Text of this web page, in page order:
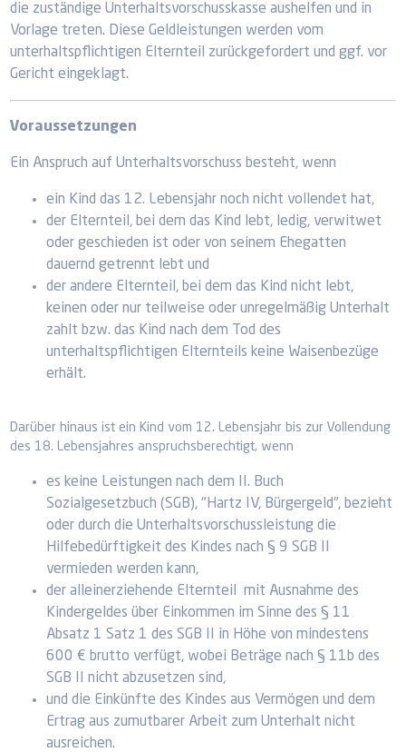
die zuständige Unterhaltsvorschusskasse aushelfen und in
Vorlage treten. Diese Geldleistungen werden vom
unterhaltspflichtigen Elternteil zurückgefordert und ggf. vor
Gericht eingeklagt.
Voraussetzungen
Ein Anspruch auf Unterhaltsvorschuss besteht, wenn
ein Kind das 12. Lebensjahr noch nicht vollendet hat,
der Elternteil, bei dem das Kind lebt, ledig, verwitwet
oder geschieden ist oder von seinem Ehegatten
dauernd getrennt lebt und
der andere Elternteil, bei dem das Kind nicht lebt,
keinen oder nur teilweise oder unregelmäßig Unterhalt
zahlt bzw. das Kind nach dem Tod des
unterhaltspflichtigen Elternteils keine Waisenbezüge
erhält.
Darüber hinaus ist ein Kind vom 12. Lebensjahr bis zur Vollendung
des 18. Lebensjahres anspruchsberechtigt, wenn
es keine Leistungen nach dem II. Buch
Sozialgesetzbuch (SGB), "Hartz IV, Bürgergeld", bezieht
oder durch die Unterhaltsvorschussleistung die
Hilfebedürftigkeit des Kindes nach § 9 SGB II
vermieden werden kann,
der alleinerziehende Elternteil mit Ausnahme des
Kindergeldes über Einkommen im Sinne des § 11
Absatz 1 Satz 1 des SGB II in Höhe von mindestens
600 € brutto verfügt, wobei Beträge nach § 11b des
SGB II nicht abzusetzen sind,
und die Einkünfte des Kindes aus Vermögen und dem
Ertrag aus zumutbarer Arbeit zum Unterhalt nicht
ausreichen.